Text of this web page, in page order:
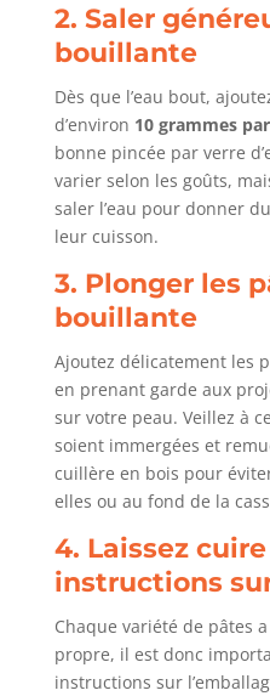
2. Saler
bouillante
Dès que l’eau bout,
d’environ 10 grammes
bonne pincée par verre
varier selon les goûts,
saler l’eau pour donner
leur cuisson.
3. Plonger les
bouillante
Ajoutez délicatement les
en prenant garde aux
sur votre peau. Veillez à
soient immergées et
cuillère en bois pour
elles ou au fond de la
4. Laissez
instructions
Chaque variété de pâtes
propre, il est donc
instructions sur